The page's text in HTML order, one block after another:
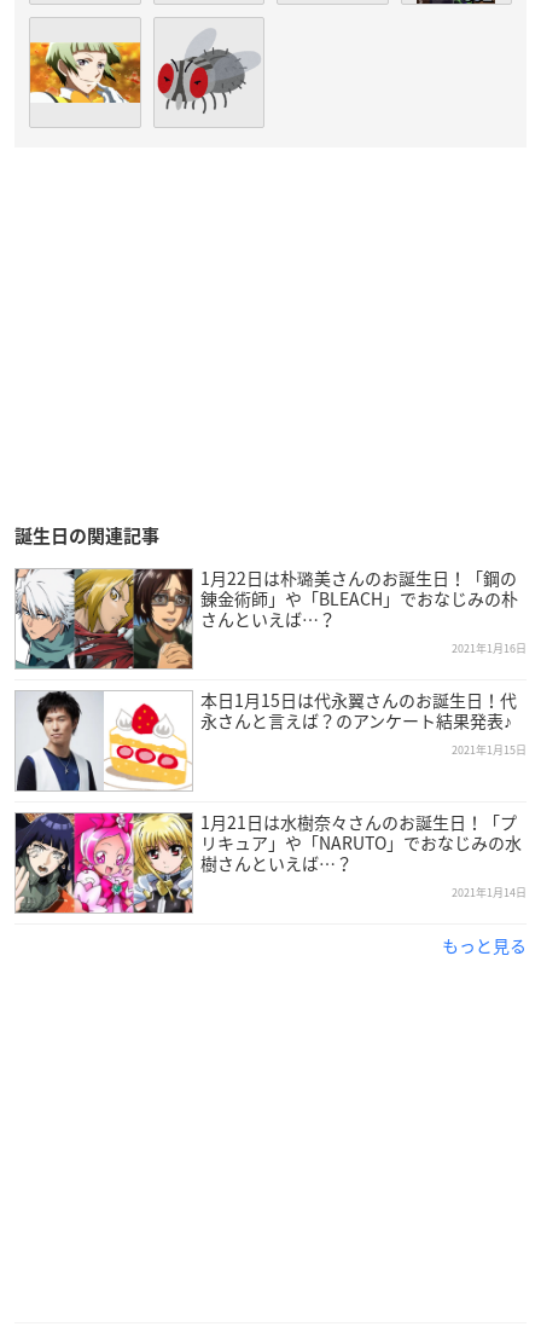
誕生日の関連記事
1月22日は朴璐美さんのお誕生日！「鋼の
錬金術師」や「BLEACH」でおなじみの朴
さんといえば…？
2021年1月16日
本日1月15日は代永翼さんのお誕生日！代
永さんと言えば？のアンケート結果発表♪
2021年1月15日
1月21日は水樹奈々さんのお誕生日！「プ
リキュア」や「NARUTO」でおなじみの水
樹さんといえば…？
2021年1月14日
もっと見る